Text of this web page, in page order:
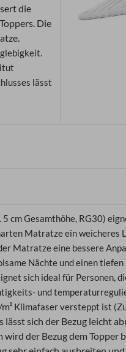
die
Die
lässt
cm Gesamthöhe, RG30)
Matratze ein weicheres
Matratze eine bessere
Nächte und einen tiefen
sich ideal für Personen,
und
Klimafaser versteppt ist
sich der Bezug leicht
der Bezug dem Topper